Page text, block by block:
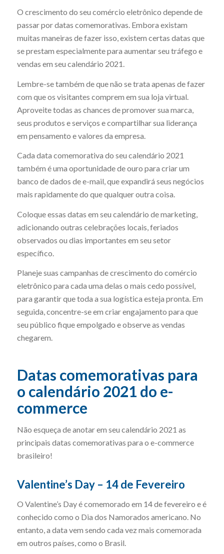
O crescimento do seu comércio eletrônico depende de
passar por datas comemorativas. Embora existam
muitas maneiras de fazer isso, existem certas datas que
se prestam especialmente para aumentar seu tráfego e
vendas em seu calendário 2021.
Lembre-se também de que não se trata apenas de fazer
com que os visitantes comprem em sua loja virtual.
Aproveite todas as chances de promover sua marca,
seus produtos e serviços e compartilhar sua liderança
em pensamento e valores da empresa.
Cada data comemorativa do seu calendário 2021
também é uma oportunidade de ouro para criar um
banco de dados de e-mail, que expandirá seus negócios
mais rapidamente do que qualquer outra coisa.
Coloque essas datas em seu calendário de marketing,
adicionando outras celebrações locais, feriados
observados ou dias importantes em seu setor
específico.
Planeje suas campanhas de crescimento do comércio
eletrônico para cada uma delas o mais cedo possível,
para garantir que toda a sua logística esteja pronta. Em
seguida, concentre-se em criar engajamento para que
seu público fique empolgado e observe as vendas
chegarem.
Datas comemorativas para
o calendário 2021 do e-
commerce
Não esqueça de anotar em seu calendário 2021 as
principais datas comemorativas para o e-commerce
brasileiro!
Valentine’s Day – 14 de Fevereiro
O Valentine’s Day é comemorado em 14 de fevereiro e é
conhecido como o Dia dos Namorados americano. No
entanto, a data vem sendo cada vez mais comemorada
em outros países, como o Brasil.